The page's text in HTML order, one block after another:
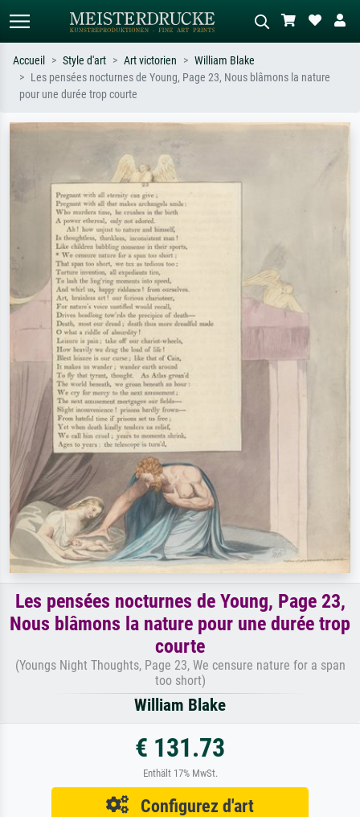
Recherche standard
abstrait avec beaucoup de rouge,
Accueil Style d'art Art victorien
William Blake
Les pensées nocturnes de Young, Page 23, Nous blâmons la nature
pour une durée trop courte
Les pensées nocturnes de Young, Page 23,
Nous blâmons la nature pour une durée trop
courte
(Youngs Night Thoughts, Page 23, We censure nature for a span
too short)
William Blake
€ 131.73
Enthält 17% MwSt.
Configurez d'art